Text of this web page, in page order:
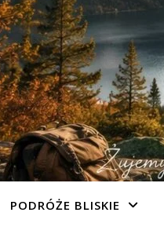
PODRÓŻE BLISKIE